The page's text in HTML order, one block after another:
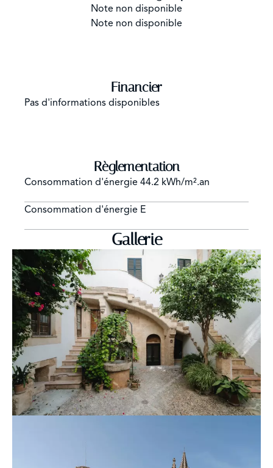
Note non disponible
Note non disponible
Financier
Pas d'informations disponibles
Règlementation
Consommation d'énergie 44.2 kWh/m².an
Consommation d'énergie E
Gallerie